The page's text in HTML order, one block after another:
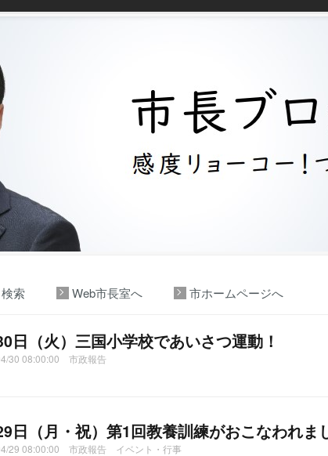
検索 Web市長室へ 市ホームページへ
日（火）三国小学校であいさつ運動！
30 08:00:00 市政報告
日（月・祝）第1回教養訓練がおこなわれま
29 08:00:00 市政報告 イベント・行事